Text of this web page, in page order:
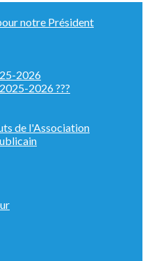
notre Président
2026
2026 ???
de l'Association